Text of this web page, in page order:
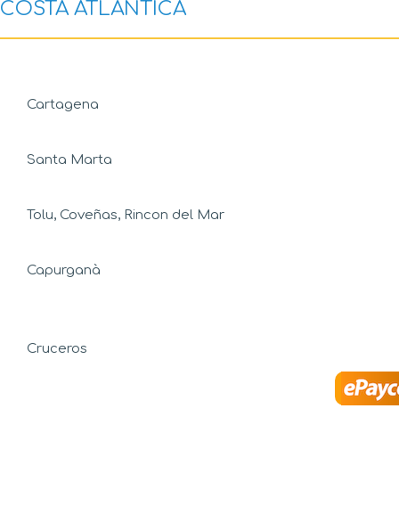
COSTA ATLÁNTICA
Cartagena
Santa Marta
Tolu, Coveñas, Rincon del Mar
Capurganà
Cruceros